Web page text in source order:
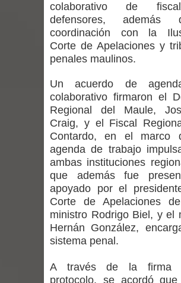
ministra de Salud por dejar
Linares: “No dará la cara”
Seremi de Desarrollo
mantiene despliegue para
niños y adolescentes
emergencia.
Del anime al K-pop:
de Chile analizan el
por las culturas japonesa y
Renuncia del seremi Minvu
colaborativo de
defensores,
coordinación con la
Corte de Apelaciones y
penales maulinos.
Un acuerdo de
colaborativo firmaron el
Regional del Maule,
Craig, y el Fiscal
Contardo, en el marco
agenda de trabajo
ambas instituciones
que además fue
apoyado por el
Corte de Apelaciones
ministro Rodrigo Biel, y el
Hernán González,
sistema penal.
A través de la firma
protocolo, se acordó que